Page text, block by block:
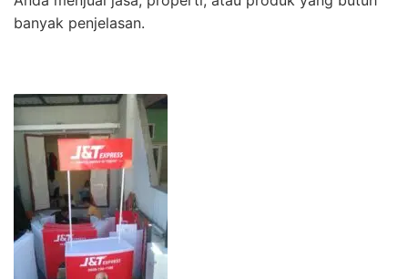
banyak penjelasan.